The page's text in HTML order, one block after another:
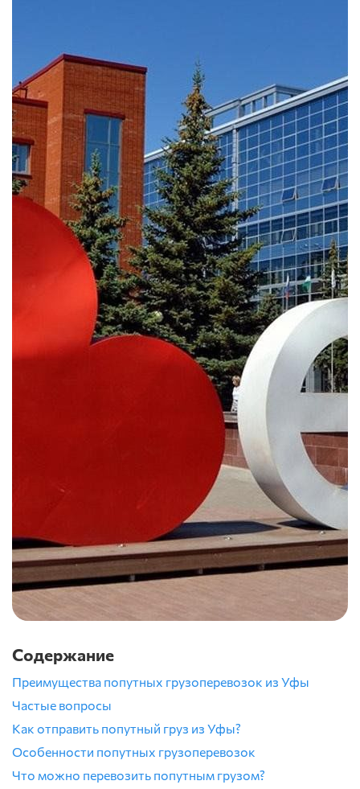
Содержание
Преимущества попутных грузоперевозок из Уфы
Частые вопросы
Как отправить попутный груз из Уфы?
Особенности попутных грузоперевозок
Что можно перевозить попутным грузом?